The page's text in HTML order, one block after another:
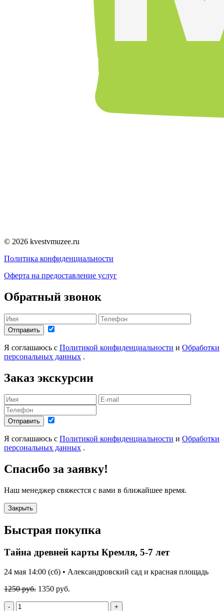
© 2026 kvestvmuzee.ru
Политика конфиденциальности
Оферта на предоставление услуг
Обратный звонок
Отправить
Я соглашаюсь с Политикой конфиденциальности и Обработки
персональных данных .
Заказ экскурсии
Отправить
Я соглашаюсь с Политикой конфиденциальности и Обработки
персональных данных .
Спасибо за заявку!
Наш менеджер свяжестся с вами в ближайшее время.
Закрыть
Быстрая покупка
Тайна древней карты Кремля, 5-7 лет
24 мая 14:00 (сб) • Александровский сад и красная площадь
1250 руб. 1350 руб.
- +